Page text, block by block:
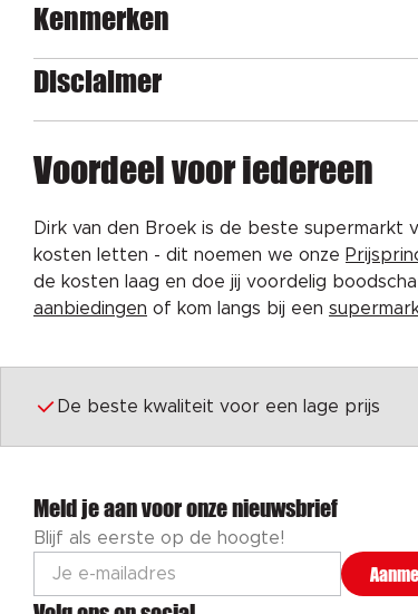
Kenmerken
Disclaimer
Voordeel voor iedereen
Dirk van den Broek is de beste supermarkt
kosten letten - dit noemen we onze
de kosten laag en doe jij voordelig
aanbiedingen of kom langs bij een
De beste kwaliteit voor een lage prijs
Meld je aan voor onze nieuwsbrief
Blijf als eerste op de hoogte!